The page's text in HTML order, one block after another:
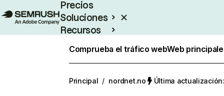
Precios
Soluciones
Recursos
Comprueba el tráfico webWeb
Principal / nordnet.no Última